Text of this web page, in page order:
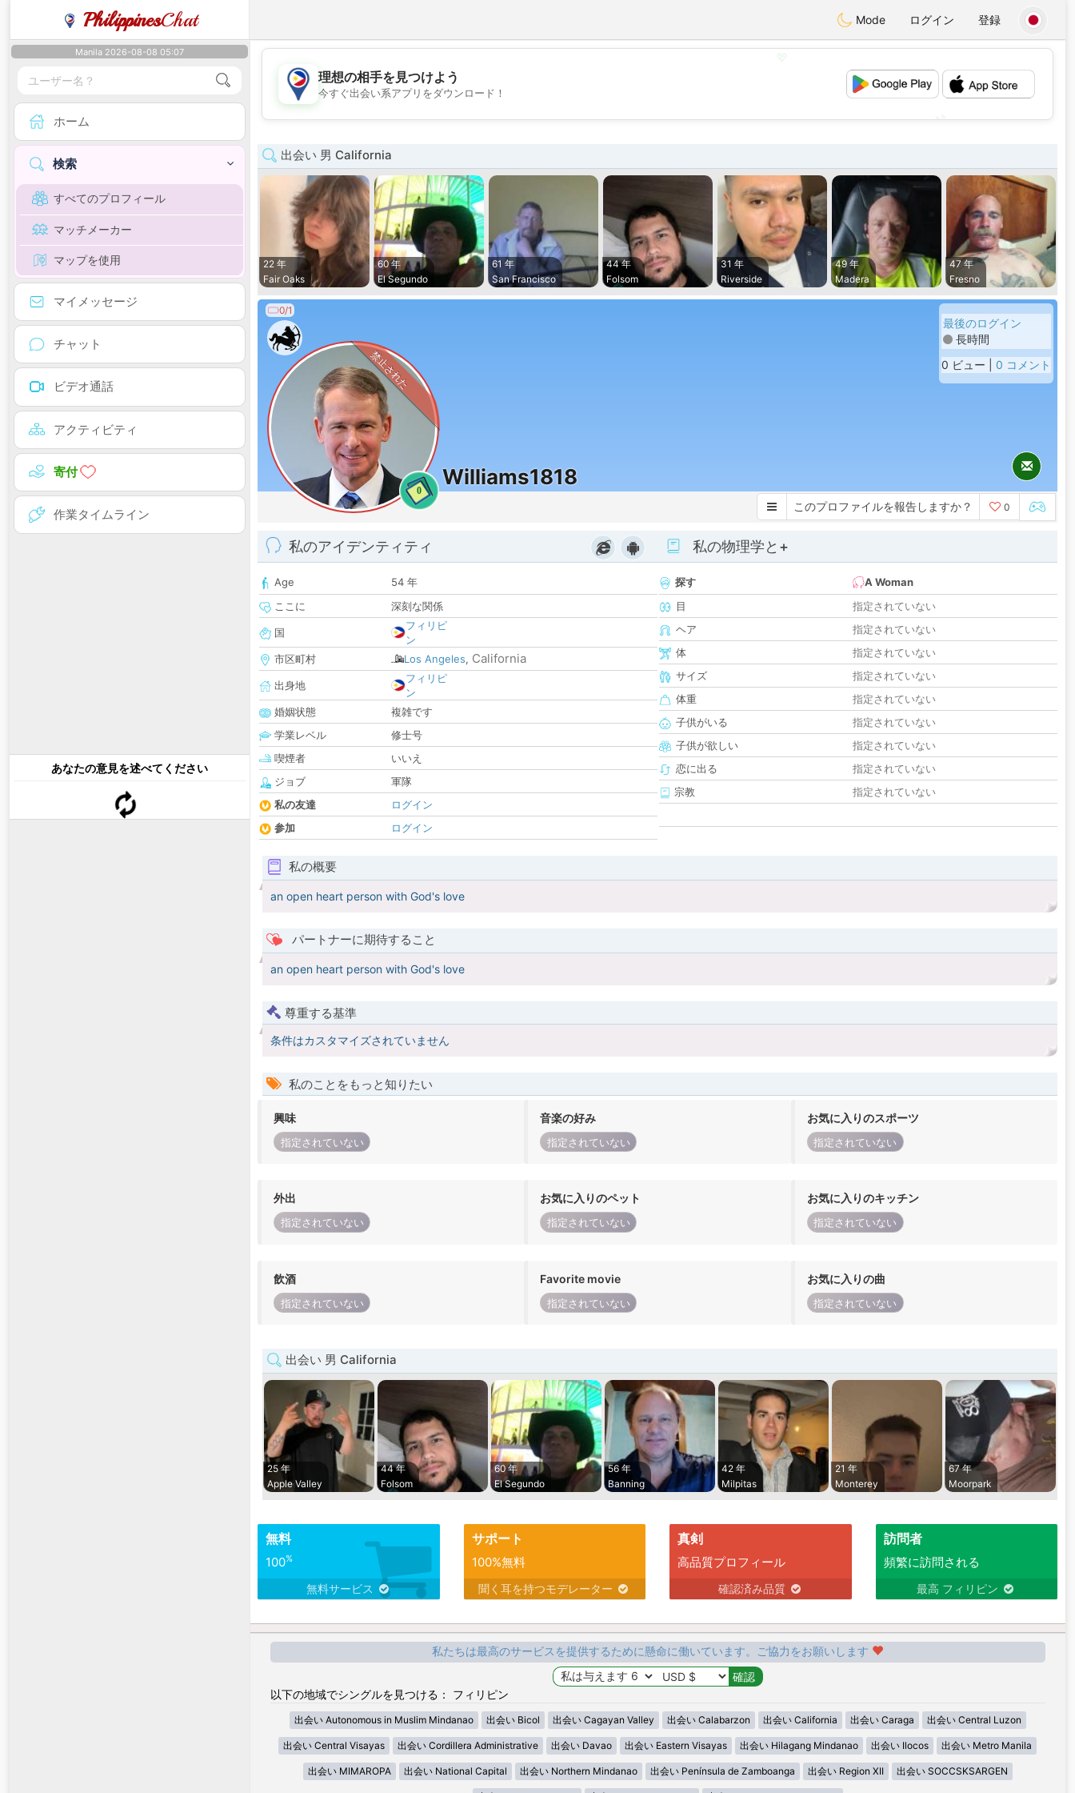
PhilippinesChat Mode ログイン 登録
Manila 2026-08-08 05:07
ホーム
検索
すべてのプロフィール
マッチメーカー
マップを使用
マイメッセージ
チャット
ビデオ通話
アクティビティ
寄付
作業タイムライン
あなたの意見を述べてください
💖
💕
理想の相手を見つけよう
今すぐ出会い系アプリをダウンロード！
出会い 男 California
22 年
Fair Oaks
60 年
El Segundo
61 年
San Francisco
44 年
Folsom
31 年
Riverside
49 年
Madera
47 年
Fresno
0/1
0
禁止された
Williams1818
最後のログイン
長時間
0 ビュー | 0 コメント
このプロファイルを報告しますか？ 0
私のアイデンティティ
Age
54 年
ここに
深刻な関係
国
フィリピ
ン
市区町村
Los Angeles, California
出身地
フィリピ
ン
婚姻状態
複雑です
学業レベル
修士号
喫煙者
いいえ
ジョブ
軍隊
私の友達
ログイン
参加
ログイン
私の物理学と+
探す
A Woman
目
指定されていない
ヘア
指定されていない
体
指定されていない
サイズ
指定されていない
体重
指定されていない
子供がいる
指定されていない
子供が欲しい
指定されていない
恋に出る
指定されていない
宗教
指定されていない
私の概要
an open heart person with God's love
パートナーに期待すること
an open heart person with God's love
尊重する基準
条件はカスタマイズされていません
私のことをもっと知りたい
興味
指定されていない
音楽の好み
指定されていない
お気に入りのスポーツ
指定されていない
外出
指定されていない
お気に入りのペット
指定されていない
お気に入りのキッチン
指定されていない
飲酒
指定されていない
Favorite movie
指定されていない
お気に入りの曲
指定されていない
出会い 男 California
25 年
Apple Valley
44 年
Folsom
60 年
El Segundo
56 年
Banning
42 年
Milpitas
21 年
Monterey
67 年
Moorpark
無料
100%
無料サービス
サポート
100%無料
聞く耳を持つモデレーター
真剣
高品質プロフィール
確認済み品質
訪問者
頻繁に訪問される
最高 フィリピン
私たちは最高のサービスを提供するために懸命に働いています。ご協力をお願いします
以下の地域でシングルを見つける： フィリピン
出会い Autonomous in Muslim Mindanao 出会い Bicol 出会い Cagayan Valley 出会い Calabarzon 出会い California 出会い Caraga 出会い Central Luzon
出会い Central Visayas 出会い Cordillera Administrative 出会い Davao 出会い Eastern Visayas 出会い Hilagang Mindanao 出会い Ilocos 出会い Metro Manila
出会い MIMAROPA 出会い National Capital 出会い Northern Mindanao 出会い Península de Zamboanga 出会い Region XII 出会い SOCCSKSARGEN